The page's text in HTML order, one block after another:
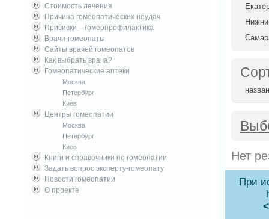
Стоимость лечения
Причина гомеопатических неудач
Прививки – гомеопрофилактика
Врачи-гомеопаты
Сайты врачей гомеопатов
Как выбрать врача?
Гомеопатические аптеки
Москва
Петербург
Киев
Центры гомеопатии
Москва
Петербург
Киев
Книги и справочники по гомеопатии
Задать вопрос эксперту-гомеопату
Новости гомеопатии
О проекте
Нет
При